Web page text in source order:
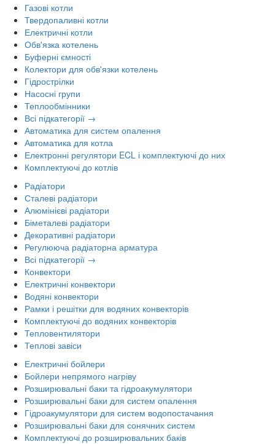
Газові котли
Твердопаливні котли
Електричні котли
Обв'язка котелень
Буферні ємності
Колектори для обв'язки котелень
Гідрострілки
Насосні групи
Теплообмінники
Всі підкатегорії →
Автоматика для систем опалення
Автоматика для котла
Електронні регулятори ECL і комплектуючі до них
Комплектуючі до котлів
Радіатори
Сталеві радіатори
Алюмінієві радіатори
Біметалеві радіатори
Декоративні радіатори
Регулююча радіаторна арматура
Всі підкатегорії →
Конвектори
Електричні конвектори
Водяні конвектори
Рамки і решітки для водяних конвекторів
Комплектуючі до водяних конвекторів
Тепловентилятори
Теплові завіси
Електричні бойлери
Бойлери непрямого нагріву
Розширювальні баки та гідроакумулятори
Розширювальні баки для систем опалення
Гідроакумулятори для систем водопостачання
Розширювальні баки для сонячних систем
Комплектуючі до розширювальних баків